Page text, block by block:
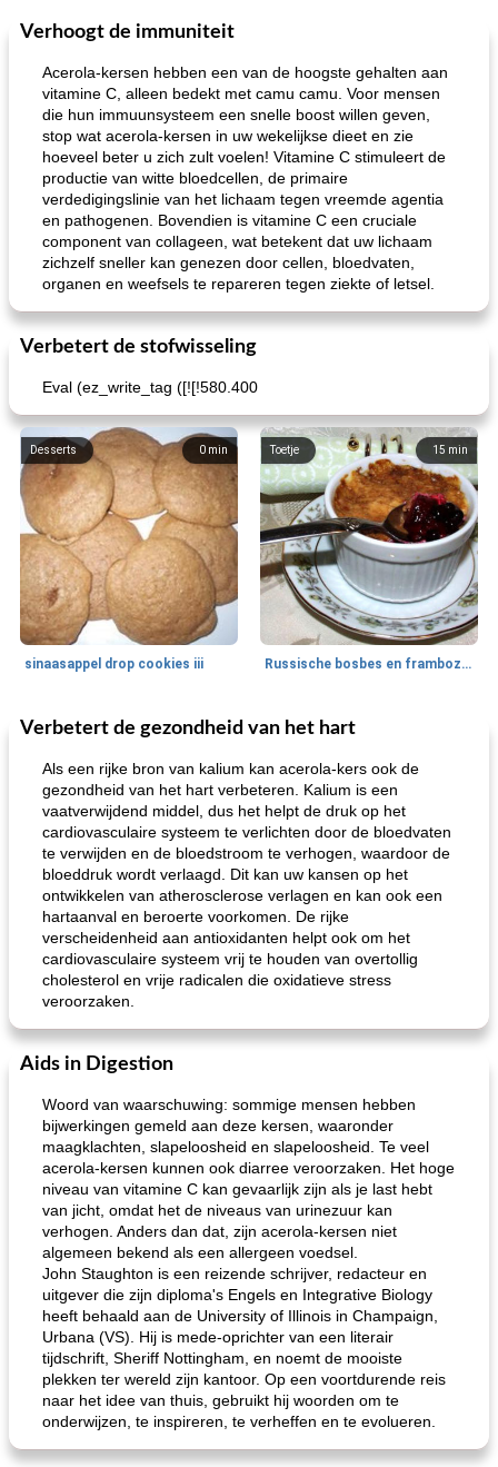
Verhoogt de immuniteit
Acerola-kersen hebben een van de hoogste gehalten aan
vitamine C, alleen bedekt met camu camu. Voor mensen
die hun immuunsysteem een ​​snelle boost willen geven,
stop wat acerola-kersen in uw wekelijkse dieet en zie
hoeveel beter u zich zult voelen! Vitamine C stimuleert de
productie van witte bloedcellen, de primaire
verdedigingslinie van het lichaam tegen vreemde agentia
en pathogenen. Bovendien is vitamine C een cruciale
component van collageen, wat betekent dat uw lichaam
zichzelf sneller kan genezen door cellen, bloedvaten,
organen en weefsels te repareren tegen ziekte of letsel.
Verbetert de stofwisseling
Eval (ez_write_tag ([![!580.400
0 min
Desserts
sinaasappel drop cookies iii
15 min
Toetje
Russische bosbes en frambozenpudding
5 min
Ontbijt
loco mokka havermout
Aardappel
rustieke dorpspizza
Verbetert de gezondheid van het hart
Als een rijke bron van kalium kan acerola-kers ook de
gezondheid van het hart verbeteren. Kalium is een
vaatverwijdend middel, dus het helpt de druk op het
cardiovasculaire systeem te verlichten door de bloedvaten
te verwijden en de bloedstroom te verhogen, waardoor de
bloeddruk wordt verlaagd. Dit kan uw kansen op het
ontwikkelen van atherosclerose verlagen en kan ook een
hartaanval en beroerte voorkomen. De rijke
verscheidenheid aan antioxidanten helpt ook om het
cardiovasculaire systeem vrij te houden van overtollig
cholesterol en vrije radicalen die oxidatieve stress
veroorzaken.
Aids in Digestion
Woord van waarschuwing: sommige mensen hebben
bijwerkingen gemeld aan deze kersen, waaronder
maagklachten, slapeloosheid en slapeloosheid. Te veel
acerola-kersen kunnen ook diarree veroorzaken. Het hoge
niveau van vitamine C kan gevaarlijk zijn als je last hebt
van jicht, omdat het de niveaus van urinezuur kan
verhogen. Anders dan dat, zijn acerola-kersen niet
algemeen bekend als een allergeen voedsel.
John Staughton is een reizende schrijver, redacteur en
uitgever die zijn diploma's Engels en Integrative Biology
heeft behaald aan de University of Illinois in Champaign,
Urbana (VS). Hij is mede-oprichter van een literair
tijdschrift, Sheriff Nottingham, en noemt de mooiste
plekken ter wereld zijn kantoor. Op een voortdurende reis
naar het idee van thuis, gebruikt hij woorden om te
onderwijzen, te inspireren, te verheffen en te evolueren.